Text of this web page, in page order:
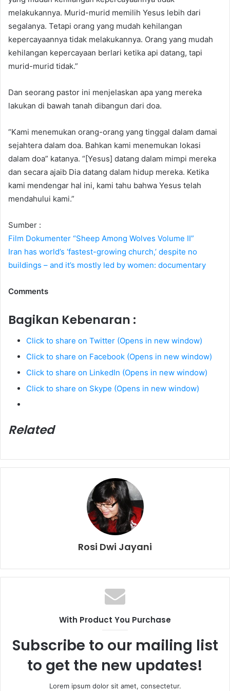
melakukannya. Murid-murid memilih Yesus lebih dari
segalanya. Tetapi orang yang mudah kehilangan
kepercayaannya tidak melakukannya. Orang yang mudah
kehilangan kepercayaan berlari ketika api datang, tapi
murid-murid tidak.”
Dan seorang pastor ini menjelaskan apa yang mereka
lakukan di bawah tanah dibangun dari doa.
“Kami menemukan orang-orang yang tinggal dalam damai
sejahtera dalam doa. Bahkan kami menemukan lokasi
dalam doa” katanya. “[Yesus] datang dalam mimpi mereka
dan secara ajaib Dia datang dalam hidup mereka. Ketika
kami mendengar hal ini, kami tahu bahwa Yesus telah
mendahului kami.”
Sumber :
Film Dokumenter “Sheep Among Wolves Volume II”
Iran has world’s ‘fastest-growing church,’ despite no
buildings – and it’s mostly led by women: documentary
Comments
Bagikan Kebenaran :
Click to share on Twitter (Opens in new window)
Click to share on Facebook (Opens in new window)
Click to share on LinkedIn (Opens in new window)
Click to share on Skype (Opens in new window)
Related
Rosi Dwi Jayani
With Product You Purchase
Subscribe to our mailing list
to get the new updates!
Lorem ipsum dolor sit amet, consectetur.